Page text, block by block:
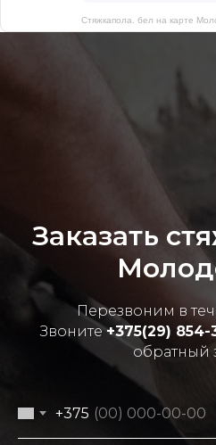
Стяжкапола. бел на карте
Заказать
Перезвоним в
Звоните+375(29) 854-
обратный
+375